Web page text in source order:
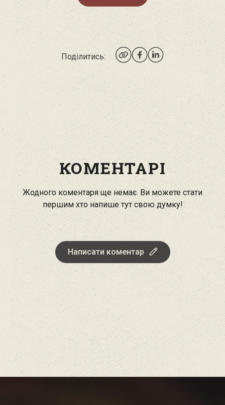
Поділитись:
КОМЕНТАРІ
Жодного коментаря ще немає. Ви можете стати
першим хто напише тут свою думку!
Написати коментар